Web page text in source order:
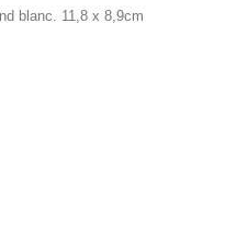
blanc. 11,8 x 8,9cm